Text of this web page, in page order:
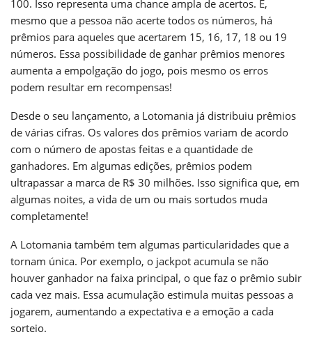
100. Isso representa uma chance ampla de acertos. E,
mesmo que a pessoa não acerte todos os números, há
prêmios para aqueles que acertarem 15, 16, 17, 18 ou 19
números. Essa possibilidade de ganhar prêmios menores
aumenta a empolgação do jogo, pois mesmo os erros
podem resultar em recompensas!
Desde o seu lançamento, a Lotomania já distribuiu prêmios
de várias cifras. Os valores dos prêmios variam de acordo
com o número de apostas feitas e a quantidade de
ganhadores. Em algumas edições, prêmios podem
ultrapassar a marca de R$ 30 milhões. Isso significa que, em
algumas noites, a vida de um ou mais sortudos muda
completamente!
A Lotomania também tem algumas particularidades que a
tornam única. Por exemplo, o jackpot acumula se não
houver ganhador na faixa principal, o que faz o prêmio subir
cada vez mais. Essa acumulação estimula muitas pessoas a
jogarem, aumentando a expectativa e a emoção a cada
sorteio.